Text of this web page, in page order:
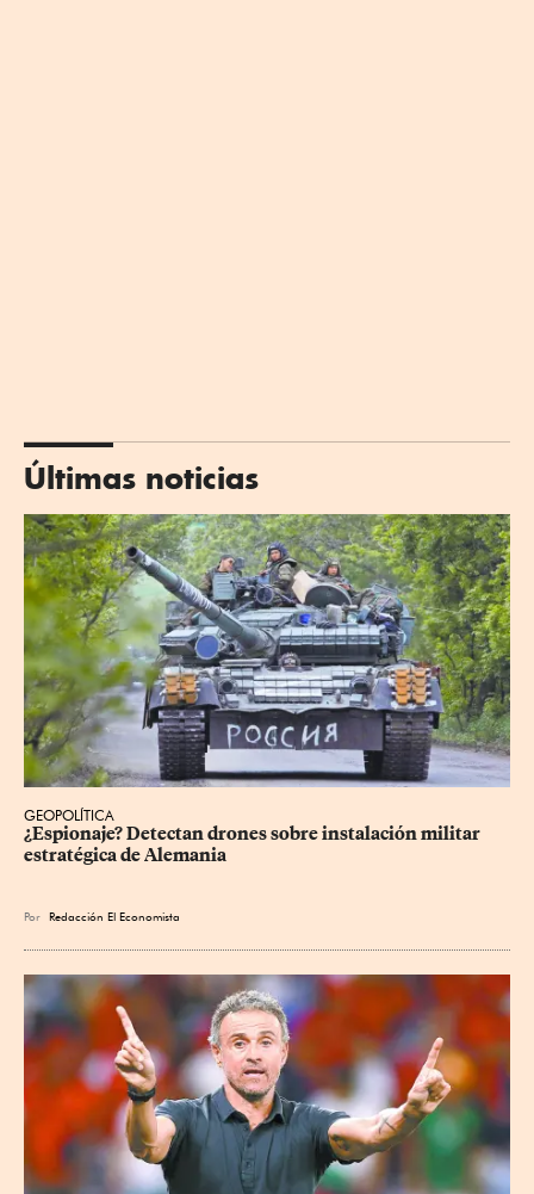
Últimas noticias
GEOPOLÍTICA
¿Espionaje? Detectan drones sobre instalación militar
estratégica de Alemania
Por Redacción El Economista